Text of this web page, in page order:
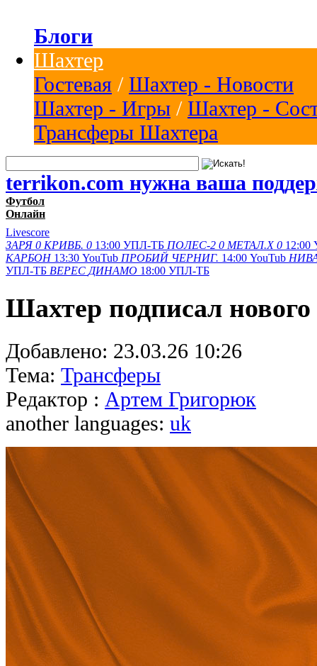
Блоги
Шахтер
Гостевая / Шахтер - Новости
Шахтер - Игры / Шахтер -
Трансферы Шахтера
terrikon.com нужна ваша
Футбол
Онлайн
Livescore
ЗАРЯ 0 КРИВБ. 0 13:00 УПЛ-ТБ ПОЛЕС-2 0 МЕТАЛ.Х 0 12:00
КАРБОН 13:30 YouTub ПРОБИЙ ЧЕРНИГ. 14:00 YouTub
УПЛ-ТБ ВЕРЕС ДИНАМО 18:00 УПЛ-ТБ
Шахтер подписал
Добавлено: 23.03.26 10:26
Тема: Трансферы
Редактор : Артем Григорюк
another languages: uk